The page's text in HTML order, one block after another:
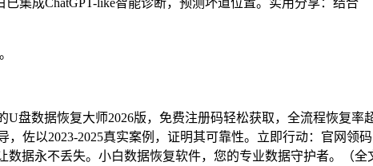
集成ChatGPT-like智能诊断，预测坏道位置。实用分享：结合
盘数据恢复大师2026版，免费注册码轻松获取，全流程恢复率
佐以2023-2025真实案例，证明其可靠性。立即行动：官网领码
据永不丢失。小白数据恢复软件，您的专业数据守护者。（全